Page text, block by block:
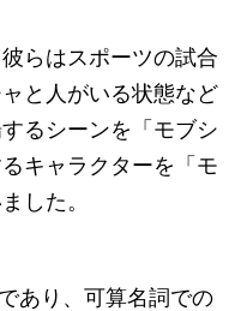
らはスポーツの試合
と人がいる状態など
るシーンを「モブシ
キャラクターを「モ
した。
あり、可算名詞での